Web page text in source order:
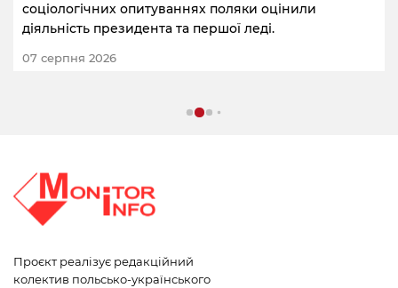
соціологічних опитуваннях поляки оцінили
діяльність президента та першої леді.
07 серпня 2026
Проєкт реалізує редакційний
колектив польсько-українського